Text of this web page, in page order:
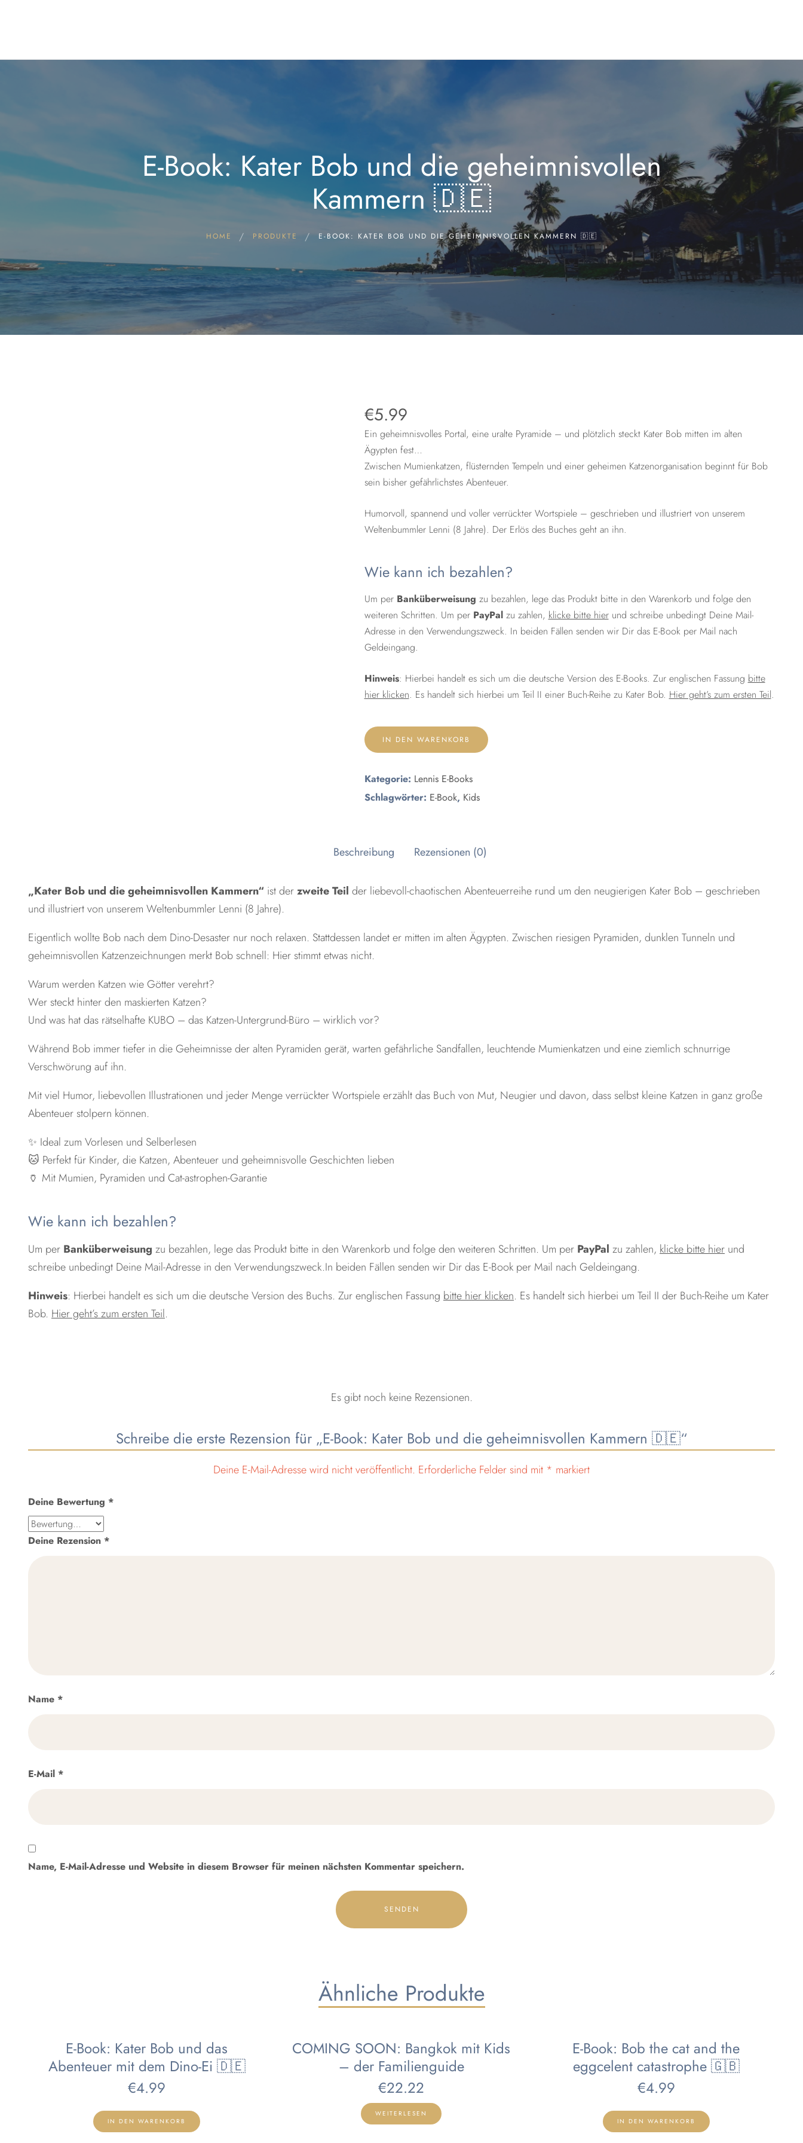
Über uns
E-Book: Kater Bob und die geheimnisvollen
Kammern 🇩🇪
HOME PRODUKTE E-BOOK: KATER BOB UND DIE GEHEIMNISVOLLEN KAMMERN 🇩🇪
€5.99
Ein geheimnisvolles Portal, eine uralte Pyramide – und plötzlich steckt Kater Bob mitten im alten
Ägypten fest…
Zwischen Mumienkatzen, flüsternden Tempeln und einer geheimen Katzenorganisation beginnt für Bob
sein bisher gefährlichstes Abenteuer.
Humorvoll, spannend und voller verrückter Wortspiele – geschrieben und illustriert von unserem
Weltenbummler Lenni (8 Jahre). Der Erlös des Buches geht an ihn.
Wie kann ich bezahlen?
Um per Banküberweisung zu bezahlen, lege das Produkt bitte in den Warenkorb und folge den
weiteren Schritten. Um per PayPalzu zahlen, klicke bitte hierund schreibe unbedingt Deine Mail-
Adresse in den Verwendungszweck. In beiden Fällen senden wir Dir das E-Book per Mail nach
Geldeingang.
Hinweis: Hierbei handelt es sich um die deutsche Version des E-Books. Zur englischen Fassung bitte
hier klicken. Es handelt sich hierbei um Teil II einer Buch-Reihe zu Kater Bob. Hier geht’s zum ersten Teil.
IN DEN WARENKORB
Kategorie: Lennis E-Books
Schlagwörter: E-Book, Kids
Beschreibung Rezensionen (0)
„Kater Bob und die geheimnisvollen Kammern“ ist derzweite Teil der liebevoll-chaotischen Abenteuerreihe rund um den neugierigen Kater Bob – geschrieben
und illustriert von unserem Weltenbummler Lenni (8 Jahre).
Eigentlich wollte Bob nach dem Dino-Desaster nur noch relaxen. Stattdessen landet er mitten im alten Ägypten. Zwischen riesigen Pyramiden, dunklen Tunneln und
geheimnisvollen Katzenzeichnungen merkt Bob schnell: Hier stimmt etwas nicht.
Warum werden Katzen wie Götter verehrt?
Wer steckt hinter den maskierten Katzen?
Und was hat das rätselhafte KUBO – das Katzen-Untergrund-Büro – wirklich vor?
Während Bob immer tiefer in die Geheimnisse der alten Pyramiden gerät, warten gefährliche Sandfallen, leuchtende Mumienkatzen und eine ziemlich schnurrige
Verschwörung auf ihn.
Mit viel Humor, liebevollen Illustrationen und jeder Menge verrückter Wortspiele erzählt das Buch von Mut, Neugier und davon, dass selbst kleine Katzen in ganz große
Abenteuer stolpern können.
✨ Ideal zum Vorlesen und Selberlesen
🐱 Perfekt für Kinder, die Katzen, Abenteuer und geheimnisvolle Geschichten lieben
🏺 Mit Mumien, Pyramiden und Cat-astrophen-Garantie
Wie kann ich bezahlen?
Um per Banküberweisung zu bezahlen, lege das Produkt bitte in den Warenkorb und folge den weiteren Schritten. Um per PayPal zu zahlen, klicke bitte hier und
schreibe unbedingt Deine Mail-Adresse in den Verwendungszweck.In beiden Fällen senden wir Dir das E-Book per Mail nach Geldeingang.
Hinweis: Hierbei handelt es sich um die deutsche Version des Buchs. Zur englischen Fassung bitte hier klicken. Es handelt sich hierbei um Teil II der Buch-Reihe um Kater
Bob. Hier geht’s zum ersten Teil.
Es gibt noch keine Rezensionen.
Schreibe die erste Rezension für „E-Book: Kater Bob und die geheimnisvollen Kammern 🇩🇪“
Deine E-Mail-Adresse wird nicht veröffentlicht. Erforderliche Felder sind mit * markiert
Deine Bewertung *
Deine Rezension *
Name *
E-Mail *
Name, E-Mail-Adresse und Website in diesem Browser für meinen nächsten Kommentar speichern.
Ähnliche Produkte
E-Book: Kater Bob und das
Abenteuer mit dem Dino-Ei 🇩🇪
€4.99
IN DEN WARENKORB
COMING SOON: Bangkok mit Kids
– der Familienguide
€22.22
WEITERLESEN
E-Book: Bob the cat and the
eggcelent catastrophe 🇬🇧
€4.99
IN DEN WARENKORB